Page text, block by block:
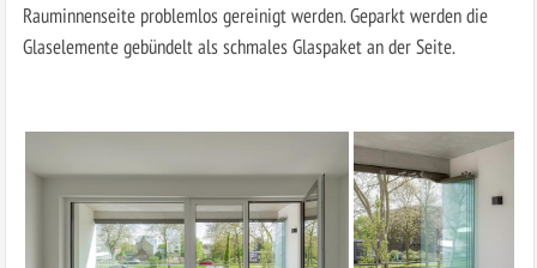
Rauminnenseite problemlos gereinigt werden. Geparkt werden die
Glaselemente gebündelt als schmales Glaspaket an der Seite.